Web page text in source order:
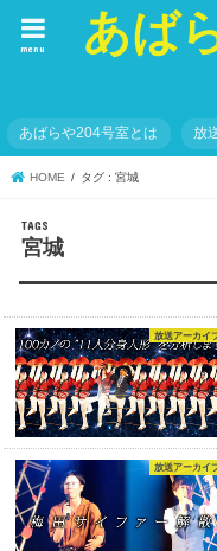
あば
menu
あばらや204号室とは 放
HOME タグ : 宮城
宮城
放送アーカイ
放送アーカイ